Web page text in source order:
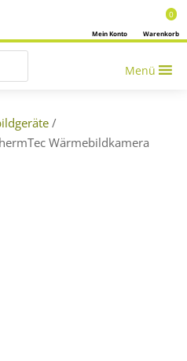
Warenkorb
0
Mein Konto
Menü
/
Wärmebildkamera